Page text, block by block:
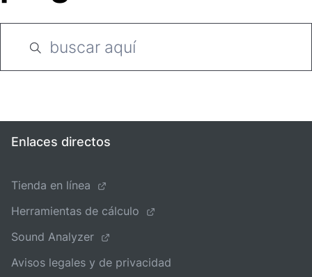
Enlaces directos
Tienda en línea
Herramientas de cálculo
Sound Analyzer
Avisos legales y de privacidad